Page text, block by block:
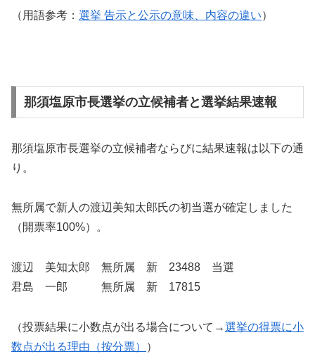
（用語参考： 選挙 告示と公示の意味、内容の違い）
那須塩原市長選挙の立候補者と選挙結果速報
那須塩原市長選挙の立候補者ならびに結果速報は以下の通
り。
無所属で新人の渡辺美知太郎氏の初当選が確定しました
（開票率100%）。
渡辺 美知太郎 無所属 新 23488 当選
君島 一郎 無所属 新 17815
（投票結果に小数点が出る場合について→選挙の得票に小
数点が出る理由（按分票）
）